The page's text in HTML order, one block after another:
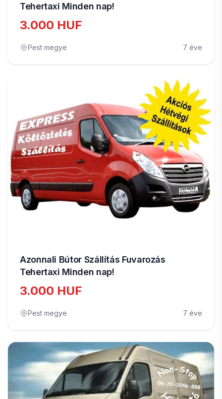
Tehertaxi Minden nap!
3.000 HUF
Pest megye 7 éve
Azonnali Bútor Szállítás Fuvarozás
Tehertaxi Minden nap!
3.000 HUF
Pest megye 7 éve